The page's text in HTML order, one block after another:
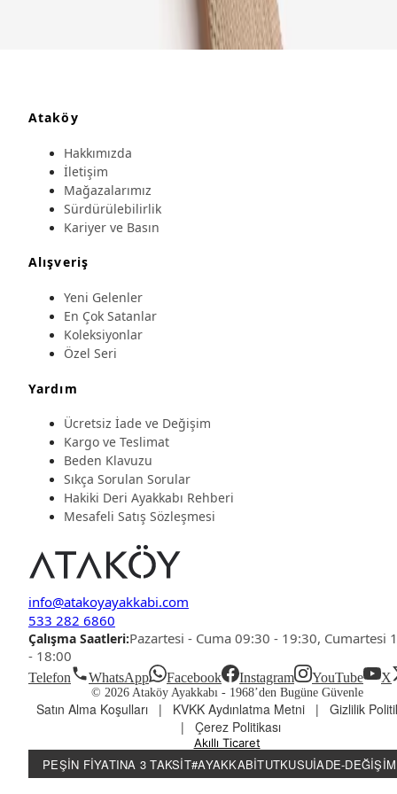
Ataköy
Hakkımızda
İletişim
Mağazalarımız
Sürdürülebilirlik
Kariyer ve Basın
Alışveriş
Yeni Gelenler
En Çok Satanlar
Koleksiyonlar
Özel Seri
Yardım
Ücretsiz İade ve Değişim
Kargo ve Teslimat
Beden Klavuzu
Sıkça Sorulan Sorular
Hakiki Deri Ayakkabı Rehberi
Mesafeli Satış Sözleşmesi
info@atakoyayakkabi.com
533 282 6860
Çalışma Saatleri:Pazartesi - Cuma 09:30 - 19:30, Cumartesi
- 18:00
Telefon WhatsApp Facebook Instagram YouTube X
© 2026 Ataköy Ayakkabı - 1968’den Bugüne Güvenle
Satın Alma Koşulları | KVKK Aydınlatma Metni |
Gizlilik
|
Çerez Politikası
Akıllı Ticaret
PEŞIN FIYATINA 3 TAKSIT#AYAKKABITUTKUSUİADE-DEĞIŞIM